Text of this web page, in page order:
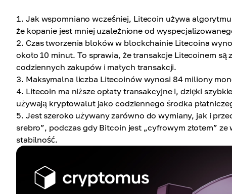
Jak wspomniano wcześniej, Litecoin używa
że kopanie jest mniej uzależnione od
Czas tworzenia bloków w blockchainie Litecoina
około 10 minut. To sprawia, że transakcje Litecoinem
codziennych zakupów i małych transakcji.
Maksymalna liczba Litecoinów wynosi 84 miliony
Litecoin ma niższe opłaty transakcyjne i, dzięki
używają kryptowalut jako codziennego środka
Jest szeroko używany zarówno do wymiany, jak i
srebro”, podczas gdy Bitcoin jest „cyfrowym złotem”
stabilność.